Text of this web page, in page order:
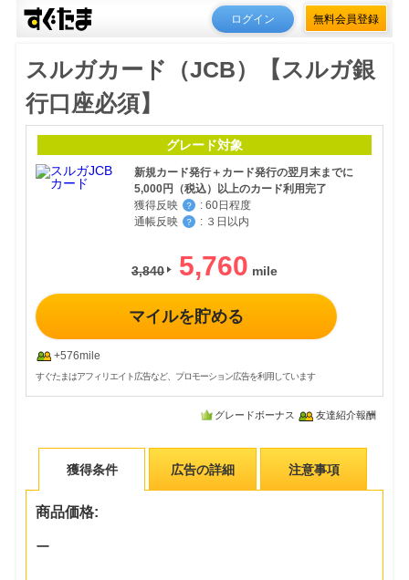
ログイン 無料会員登録
スルガカード（JCB）【スルガ銀
行口座必須】
グレード対象
新規カード発行＋カード発行の翌月末までに
5,000円（税込）以上のカード利用完了
獲得反映
？ : 60日程度
通帳反映
？ : ３日以内
3,840 5,760
マイルを貯める
+576mile
すぐたまはアフィリエイト広告など、プロモーション広告を利用しています
グレードボーナス 友達紹介報酬
獲得条件 広告の詳細 注意事項
商品価格:
ー